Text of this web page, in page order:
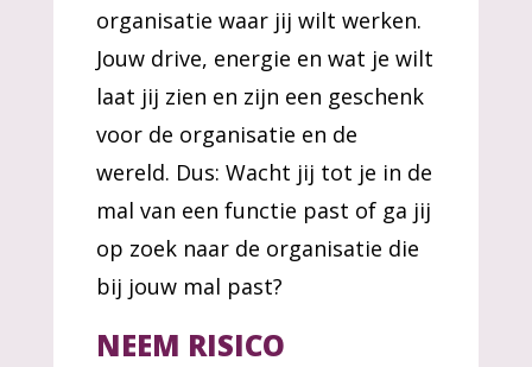
organisatie waar jij wilt werken.
Jouw drive, energie en wat je wilt
laat jij zien en zijn een geschenk
voor de organisatie en de
wereld. Dus: Wacht jij tot je in de
mal van een functie past of ga jij
op zoek naar de organisatie die
bij jouw mal past?
NEEM RISICO